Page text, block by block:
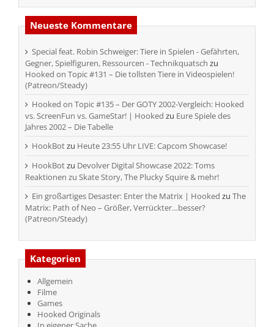
Neueste Kommentare
Special feat. Robin Schweiger: Tiere in Spielen - Gefährten,
Gegner, Spielfiguren, Ressourcen - Technikquatsch zu
Hooked on Topic #131 – Die tollsten Tiere in Videospielen!
(Patreon/Steady)
Hooked on Topic #135 – Der GOTY 2002-Vergleich: Hooked
vs. ScreenFun vs. GameStar! | Hooked zu Eure Spiele des
Jahres 2002 – Die Tabelle
HookBotzu Heute 23:55 Uhr LIVE: Capcom Showcase!
HookBotzu Devolver Digital Showcase 2022: Toms
Reaktionen zu Skate Story, The Plucky Squire & mehr!
Ein großartiges Desaster: Enter the Matrix | Hooked zu The
Matrix: Path of Neo – Größer, Verrückter…besser?
(Patreon/Steady)
Kategorien
Allgemein
Filme
Games
Hooked Originals